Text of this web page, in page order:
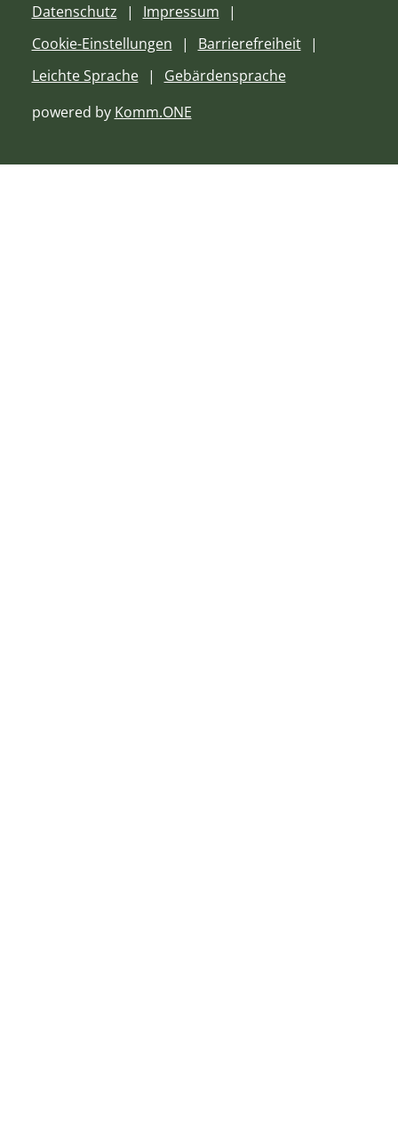
Datenschutz
Impressum
Cookie-Einstellungen
Barrierefreiheit
Leichte Sprache
Gebärdensprache
powered by Komm.ONE